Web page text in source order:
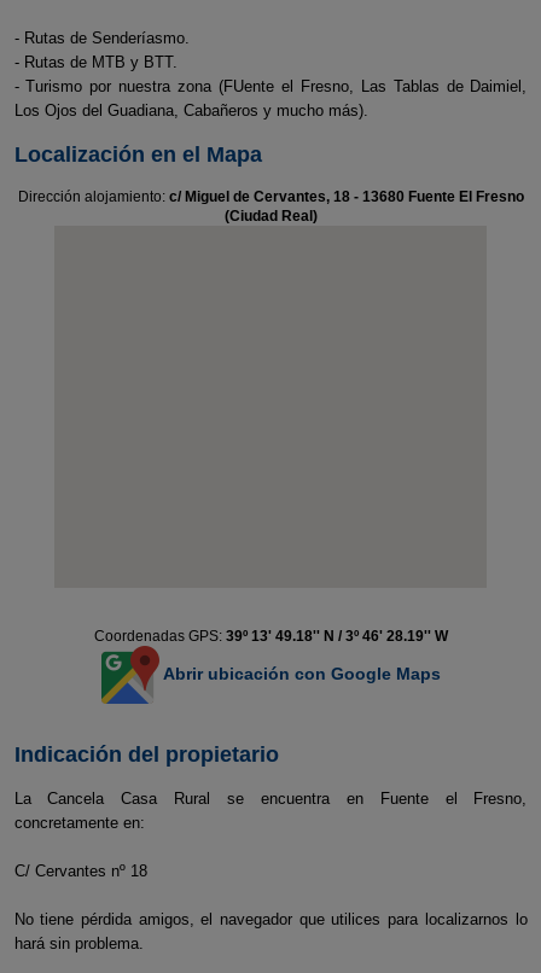
- Rutas de Senderíasmo.
- Rutas de MTB y BTT.
- Turismo por nuestra zona (FUente el Fresno, Las Tablas de Daimiel,
Los Ojos del Guadiana, Cabañeros y mucho más).
Localización en el Mapa
Dirección alojamiento: c/ Miguel de Cervantes, 18 - 13680 Fuente El Fresno
(Ciudad Real)
Coordenadas GPS: 39º 13' 49.18'' N / 3º 46' 28.19'' W
Abrir ubicación con Google Maps
Indicación del propietario
La Cancela Casa Rural se encuentra en Fuente el Fresno,
concretamente en:
C/ Cervantes nº 18
No tiene pérdida amigos, el navegador que utilices para localizarnos lo
hará sin problema.